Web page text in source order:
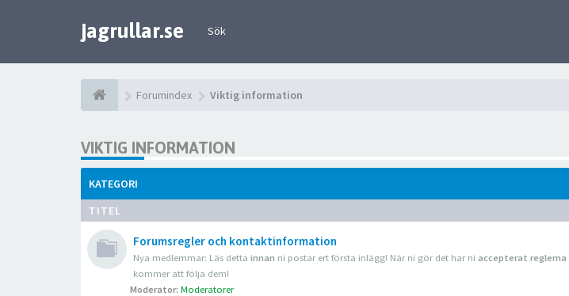
jagrullar.se Sök
Forumindex Viktig information
VIKTIG INFORMATION
KATEGORI
TITEL
Forumsregler och kontaktinformation
Nya medlemmar: Läs detta innan ni postar ert första inlägg! När ni gör det har ni accepterat reglerna
kommer att följa dem!
Moderator: Moderatorer